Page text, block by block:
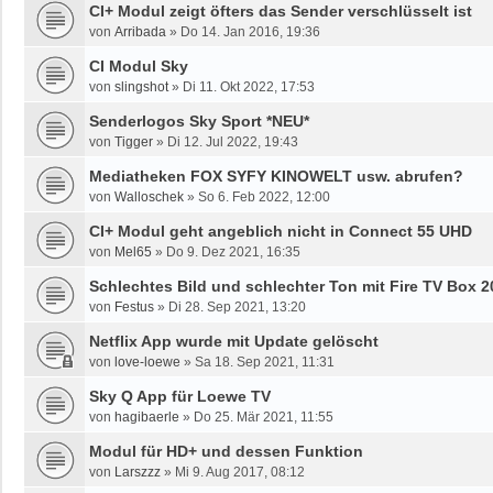
CI+ Modul zeigt öfters das Sender verschlüsselt ist
von Arribada » Do 14. Jan 2016, 19:36
CI Modul Sky
von slingshot» Di 11. Okt 2022, 17:53
Senderlogos Sky Sport *NEU*
von Tigger » Di 12. Jul 2022, 19:43
Mediatheken FOX SYFY KINOWELT usw. abrufen?
von Walloschek » So 6. Feb 2022, 12:00
CI+ Modul geht angeblich nicht in Connect 55 UHD
von Mel65 » Do 9. Dez 2021, 16:35
Schlechtes Bild und schlechter Ton mit Fire TV Box
von Festus » Di 28. Sep 2021, 13:20
Netflix App wurde mit Update gelöscht
von love-loewe » Sa 18. Sep 2021, 11:31
Sky Q App für Loewe TV
von hagibaerle » Do 25. Mär 2021, 11:55
Modul für HD+ und dessen Funktion
von Larszzz » Mi 9. Aug 2017, 08:12